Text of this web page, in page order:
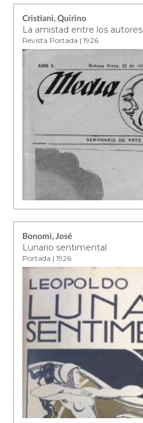
Cristiani, Quirino
La amistad entre los autores
Revista Portada | 1926
Bonomi, José
Lunario sentimental
Portada | 1926